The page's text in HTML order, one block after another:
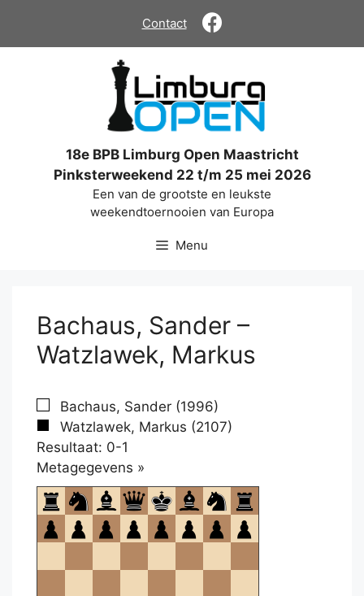
de
Contact
18e BPB Limburg Open Maastricht
Pinksterweekend 22 t/m 25 mei 2026
Een van de grootste en leukste
weekendtoernooien van Europa
Menu
Bachaus, Sander –
Watzlawek, Markus
Bachaus, Sander (1996)
Watzlawek, Markus (2107)
Resultaat: 0-1
Metagegevens »
om
te
openen.